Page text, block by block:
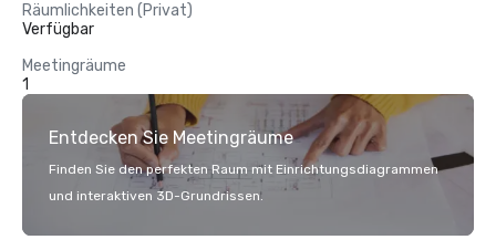
Räumlichkeiten (Privat)
Verfügbar
Meetingräume
1
Entdecken Sie Meetingräume
Finden Sie den perfekten Raum mit Einrichtungsdiagrammen
und interaktiven 3D-Grundrissen.